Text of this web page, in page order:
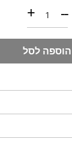
כמות של JEANS | DENIM CASUAL STRAIGHT- DK BLUE --
+
הוספה לסל